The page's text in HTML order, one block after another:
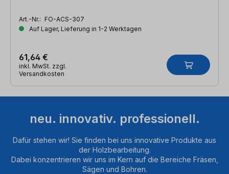
Art.-Nr.: FO-ACS-307
Auf Lager, Lieferung in 1-2 Werktagen
61,64 €
inkl. MwSt. zzgl.
Versandkosten
neu. innovativ. professionell.
Dafür stehen wir! Sie finden bei uns innovative Produkte aus
der Holzbearbeitung.
Dabei konzentrieren wir uns im Kern auf die Bereiche Fräsen,
Sägen und Bohren.